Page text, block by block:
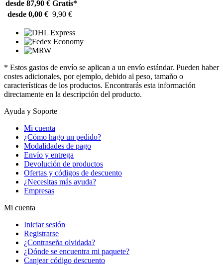
desde 87,90 € Gratis*
desde 0,00 € 9,90 €
* Estos gastos de envío se aplican a un envío estándar. Pueden haber
costes adicionales, por ejemplo, debido al peso, tamaño o
características de los productos. Encontrarás esta información
directamente en la descripción del producto.
Ayuda y Soporte
Mi cuenta
¿Cómo hago un pedido?
Modalidades de pago
Envío y entrega
Devolución de productos
Ofertas y códigos de descuento
¿Necesitas más ayuda?
Empresas
Mi cuenta
Iniciar sesión
Registrarse
¿Contraseña olvidada?
¿Dónde se encuentra mi paquete?
Canjear código descuento